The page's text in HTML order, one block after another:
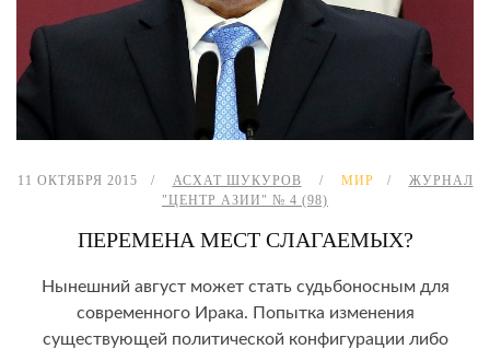
11 ОКТЯБРЯ 2015 АСХАТ ШУКУРОВ МИР
ЖУРНАЛ
"ЦЕНТР АЗИИ" № 4 (98)
ПЕРЕМЕНА МЕСТ СЛАГАЕМЫХ?
Нынешний август может стать судьбоносным для
современного Ирака. Попытка изменения
существующей политической конфигурации либо